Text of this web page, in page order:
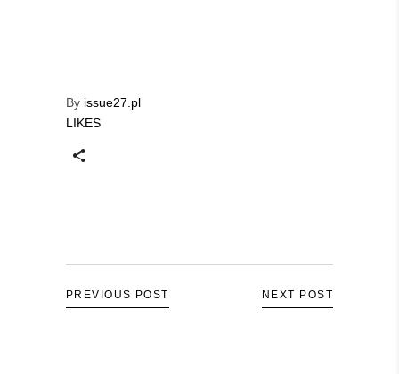
By issue27.pl
LIKES
PREVIOUS POST NEXT POST